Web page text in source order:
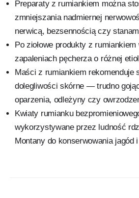
Preparaty z rumiankiem można
zmniejszania nadmiernej
nerwicą, bezsennością czy
Po ziołowe produkty z
zapaleniach pęcherza o różnej
Maści z rumiankiem rekomenduje
dolegliwości skórne — trudno
oparzenia, odleżyny czy
Kwiaty rumianku
wykorzystywane przez ludność
Montany do konserwowania jagód